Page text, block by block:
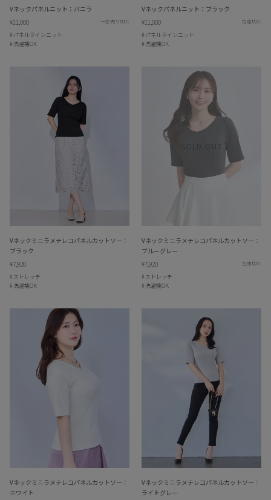
Vネックパネルニット：バニラ
¥11,000
一部売り切れ
パネルラインニット
洗濯機OK
Vネックパネルニット：ブラック
¥11,000
在庫切れ
パネルラインニット
洗濯機OK
Vネックミニラメテレコパネルカットソー：
ブラック
¥7,920
ストレッチ
洗濯機OK
SOLD OUT
Vネックミニラメテレコパネルカットソー：
ブルーグレー
¥7,920
在庫切れ
ストレッチ
洗濯機OK
Vネックミニラメテレコパネルカットソー：
ホワイト
Vネックミニラメテレコパネルカットソー：
ライトグレー